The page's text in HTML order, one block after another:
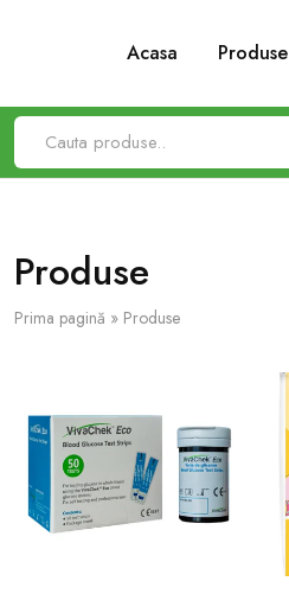
Acasa Produse
Produse
Prima pagină » Produse